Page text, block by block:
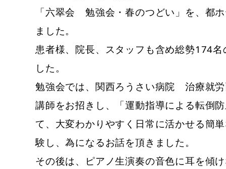
「六翠会 勉強会・春のつどい」を、都
ました。
患者様、院長、スタッフも含め総勢174
した。
勉強会では、関西ろうさい病院 治療就
講師をお招きし、
「運動指導による転倒
て、 大変わかりやすく日常に活かせる簡
験し、為になるお話を頂きました。
その後は、ピアノ生演奏の音色に耳を傾